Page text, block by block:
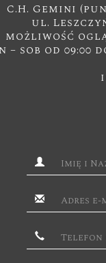
C.H. Gemini
ul.
możliwość
– sob od 09:00